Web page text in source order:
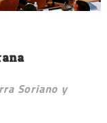
Soriano y